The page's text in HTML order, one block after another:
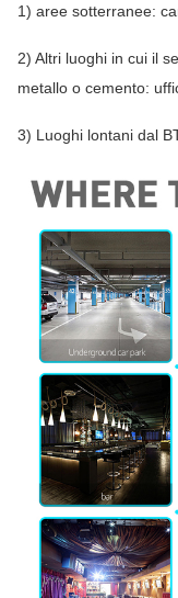
1) aree sotterranee:
2) Altri luoghi in cui il
metallo o cemento:
3) Luoghi lontani dal